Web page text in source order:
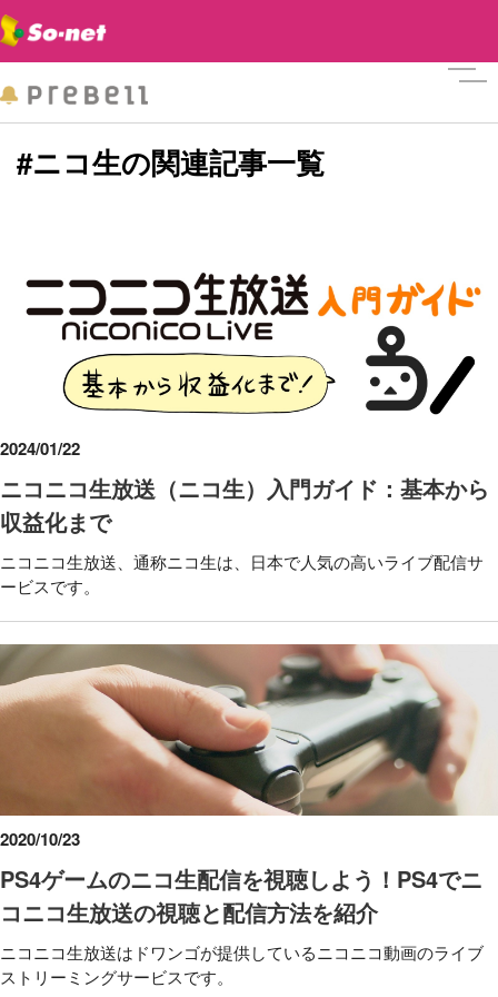
#ニコ生の関連記事一覧
ニコニコ生放送（ニコ生）入門ガイド：基本から
収益化まで
2024/01/22
ニコニコ生放送、通称ニコ生は、日本で人気の高いライブ配信サ
ービスです。
PS4ゲームのニコ生配信を視聴しよう！PS4でニ
コニコ生放送の視聴と配信方法を紹介
2020/10/23
ニコニコ生放送はドワンゴが提供しているニコニコ動画のライブ
ストリーミングサービスです。